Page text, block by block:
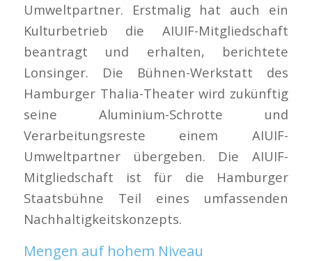
Umweltpartner. Erstmalig hat auch ein
Kulturbetrieb die AIUIF-Mitgliedschaft
beantragt und erhalten, berichtete
Lonsinger. Die Bühnen-Werkstatt des
Hamburger Thalia-Theater wird zukünftig
seine Aluminium-Schrotte und
Verarbeitungsreste einem AIUIF-
Umweltpartner übergeben. Die AIUIF-
Mitgliedschaft ist für die Hamburger
Staatsbühne Teil eines umfassenden
Nachhaltigkeitskonzepts.
Mengen auf hohem Niveau